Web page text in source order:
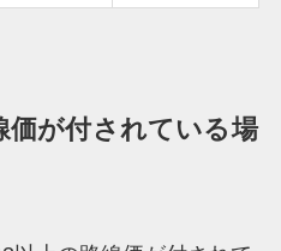
価が付されている場